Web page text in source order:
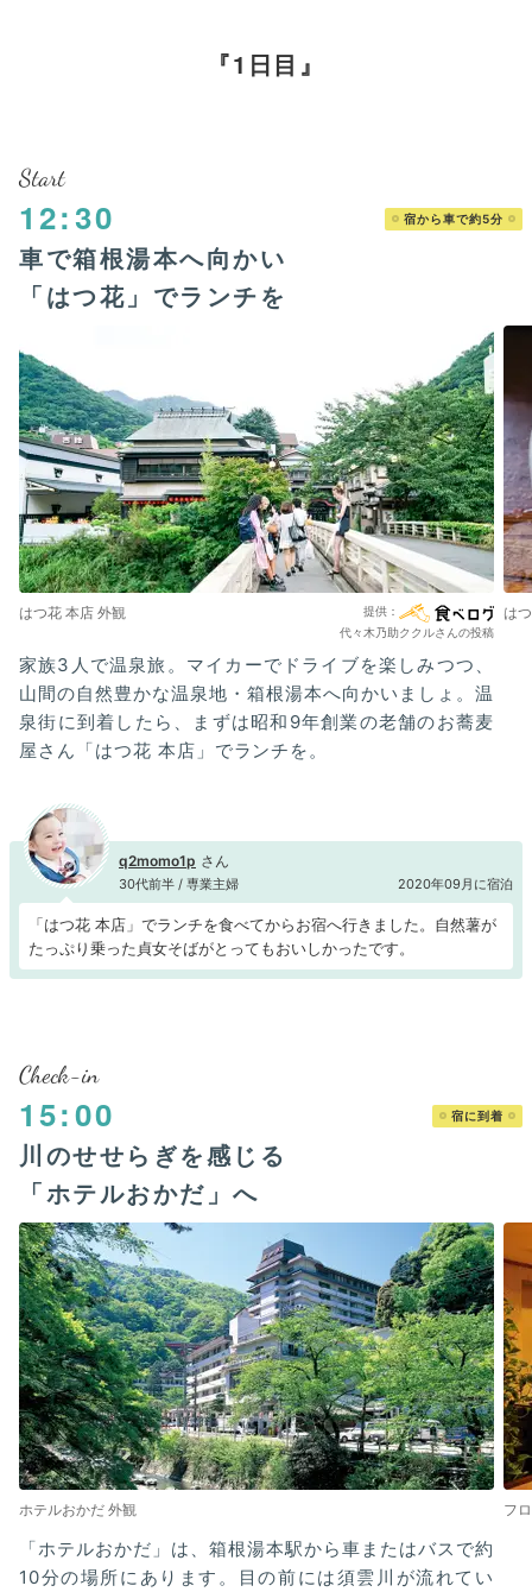
1日目
Start
12:30 宿から車で約5分
車で箱根湯本へ向かい
「はつ花」でランチを
はつ花 本店 外観
代々木乃助ククルさんの投稿
は
家族3人で温泉旅。マイカーでドライブを楽しみつつ、
山間の自然豊かな温泉地・箱根湯本へ向かいましょ。温
泉街に到着したら、まずは昭和9年創業の老舗のお蕎麦
屋さん「はつ花 本店」でランチを。
q2momo1p
30代前半 / 専業主婦 2020年09月に宿泊
「はつ花 本店」でランチを食べてからお宿へ行きました。自然薯が
たっぷり乗った貞女そばがとってもおいしかったです。
Check-in
15:00 宿に到着
川のせせらぎを感じる
「ホテルおかだ」へ
ホテルおかだ 外観 フ
「ホテルおかだ」は、箱根湯本駅から車またはバスで約
10分の場所にあります。目の前には須雲川が流れてい